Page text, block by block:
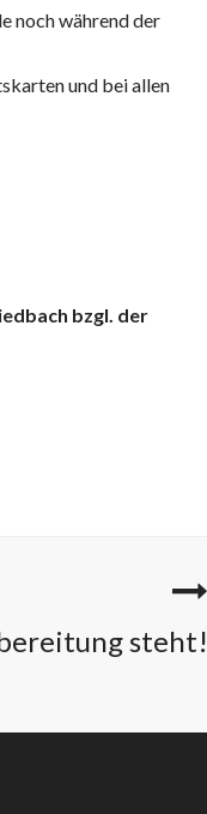
noch während der
und bei allen
bzgl. der
steht!